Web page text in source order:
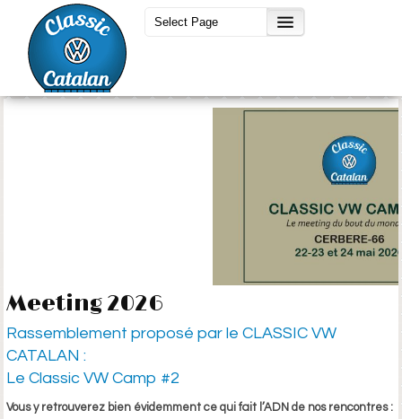
Meeting 2026
Rassemblement proposé par le CLASSIC VW
CATALAN :
Le Classic VW Camp #2
Vous y retrouverez bien évidemment ce qui fait l’ADN de nos rencontres :